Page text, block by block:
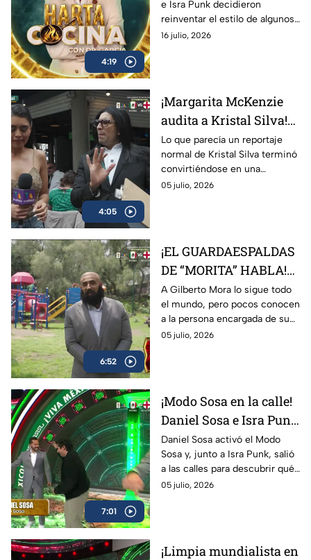
4:19
Protagonistas
e Isra Punk decidieron
reinventar el estilo de algunos
de los mejores jugadores del
16 julio, 2026
4:05
¡Margarita McKenzie
audita a Kristal Silva!
La misión termina en
un caos total
Lo que parecía un reportaje
normal de Kristal Silva terminó
convirtiéndose en una
auténtica locura cuando
05 julio, 2026
6:52
¡EL GUARDAESPALDAS
DE “MORITA” HABLA!
La misión secreta
detrás de la joya
mexicana
A Gilberto Mora lo sigue todo
el mundo, pero pocos conocen
a la persona encargada de su
seguridad. En El Capitorreo,
05 julio, 2026
7:01
¡Modo Sosa en la calle!
Daniel Sosa e Isra Punk
ponen a prueba el
cariño de la bandita
Daniel Sosa activó el Modo
Sosa y, junto a Isra Punk, salió
a las calles para descubrir qué
tan cálida y buena onda es la
05 julio, 2026
¡Limpia mundialista en